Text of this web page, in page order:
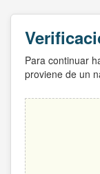
Para continuar
proviene de un